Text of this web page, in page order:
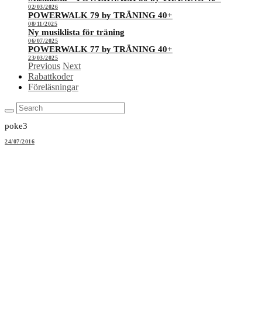
02/03/2026
POWERWALK 79 by TRÄNING 40+
08/11/2025
Ny musiklista för träning
06/07/2025
POWERWALK 77 by TRÄNING 40+
23/03/2025
Previous Next
Rabattkoder
Föreläsningar
poke3
24/07/2016